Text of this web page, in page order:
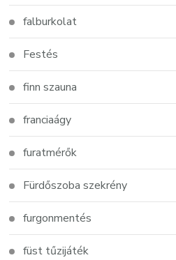
falburkolat
Festés
finn szauna
franciaágy
furatmérők
Fürdőszoba szekrény
furgonmentés
füst tűzijáték